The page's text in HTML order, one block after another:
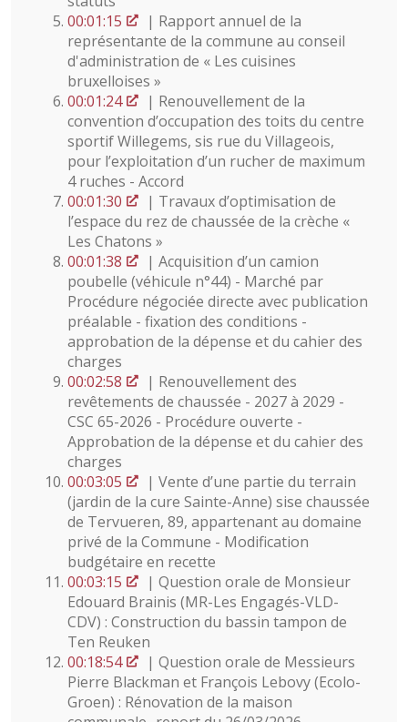
00:01:15
| Rapport annuel de la
représentante de la commune au conseil
d'administration de « Les cuisines
bruxelloises »
00:01:24
| Renouvellement de la
convention d’occupation des toits du centre
sportif Willegems, sis rue du Villageois,
pour l’exploitation d’un rucher de maximum
4 ruches - Accord
00:01:30
| Travaux d’optimisation de
l’espace du rez de chaussée de la crèche «
Les Chatons »
00:01:38
| Acquisition d’un camion
poubelle (véhicule n°44) - Marché par
Procédure négociée directe avec publication
préalable - fixation des conditions -
approbation de la dépense et du cahier des
charges
00:02:58
| Renouvellement des
revêtements de chaussée - 2027 à 2029 -
CSC 65-2026 - Procédure ouverte -
Approbation de la dépense et du cahier des
charges
00:03:05
| Vente d’une partie du terrain
(jardin de la cure Sainte-Anne) sise chaussée
de Tervueren, 89, appartenant au domaine
privé de la Commune - Modification
budgétaire en recette
00:03:15
| Question orale de Monsieur
Edouard Brainis (MR-Les Engagés-VLD-
CDV) : Construction du bassin tampon de
Ten Reuken
00:18:54
| Question orale de Messieurs
Pierre Blackman et François Lebovy (Ecolo-
Groen) : Rénovation de la maison